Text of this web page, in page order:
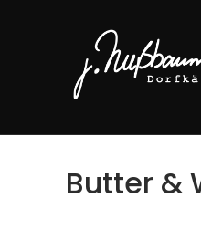
Butter &